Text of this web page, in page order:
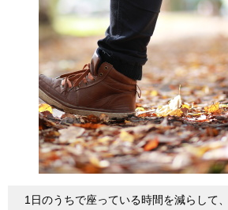
1日のうちで座っている時間を減らして